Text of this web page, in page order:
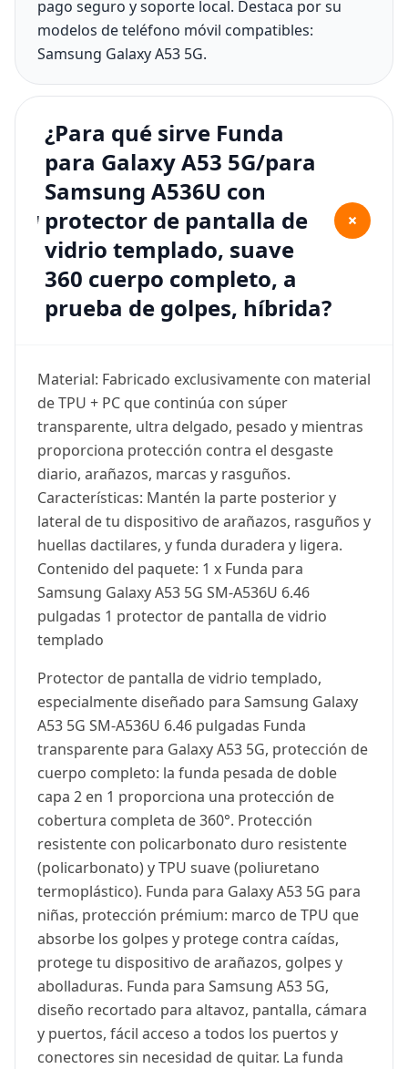
pago seguro y soporte local. Destaca por su
modelos de teléfono móvil compatibles:
Samsung Galaxy A53 5G.
¿Para qué sirve Funda
para Galaxy A53 5G/para
Samsung A536U con
protector de pantalla de
vidrio templado, suave
360 cuerpo completo, a
prueba de golpes, híbrida?
+
Material: Fabricado exclusivamente con material
de TPU + PC que continúa con súper
transparente, ultra delgado, pesado y mientras
proporciona protección contra el desgaste
diario, arañazos, marcas y rasguños.
Características: Mantén la parte posterior y
lateral de tu dispositivo de arañazos, rasguños y
huellas dactilares, y funda duradera y ligera.
Contenido del paquete: 1 x Funda para
Samsung Galaxy A53 5G SM-A536U 6.46
pulgadas 1 protector de pantalla de vidrio
templado
Protector de pantalla de vidrio templado,
especialmente diseñado para Samsung Galaxy
A53 5G SM-A536U 6.46 pulgadas Funda
transparente para Galaxy A53 5G, protección de
cuerpo completo: la funda pesada de doble
capa 2 en 1 proporciona una protección de
cobertura completa de 360°. Protección
resistente con policarbonato duro resistente
(policarbonato) y TPU suave (poliuretano
termoplástico). Funda para Galaxy A53 5G para
niñas, protección prémium: marco de TPU que
absorbe los golpes y protege contra caídas,
protege tu dispositivo de arañazos, golpes y
abolladuras. Funda para Samsung A53 5G,
diseño recortado para altavoz, pantalla, cámara
y puertos, fácil acceso a todos los puertos y
conectores sin necesidad de quitar. La funda